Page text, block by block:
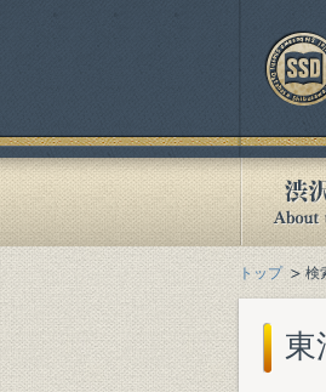
トップ 検
東